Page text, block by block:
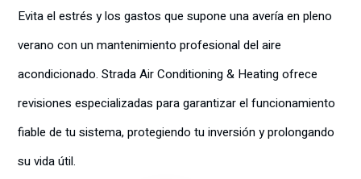
Evita el estrés y los gastos que supone una avería en pleno
verano con un mantenimiento profesional del aire
acondicionado. Strada Air Conditioning & Heating ofrece
revisiones especializadas para garantizar el funcionamiento
fiable de tu sistema, protegiendo tu inversión y prolongando
su vida útil.